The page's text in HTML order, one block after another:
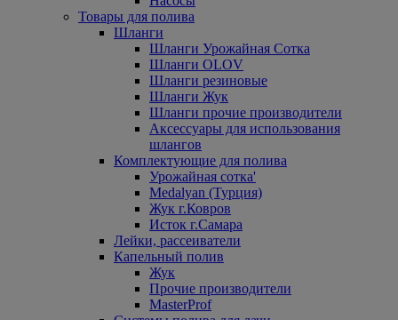
Товары для полива
Шланги
Шланги Урожайная Сотка
Шланги OLOV
Шланги резиновые
Шланги Жук
Шланги прочие производители
Аксессуары для использования
шлангов
Комплектующие для полива
Урожайная сотка'
Medalyan (Турция)
Жук г.Ковров
Исток г.Самара
Лейки, рассеиватели
Капельный полив
Жук
Прочие производители
MasterProf